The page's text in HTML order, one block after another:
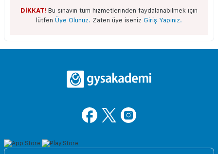
DİKKAT! Bu sınavın tüm hizmetlerinden faydalanabilmek için
lütfen Üye Olunuz. Zaten üye iseniz Giriş Yapınız.